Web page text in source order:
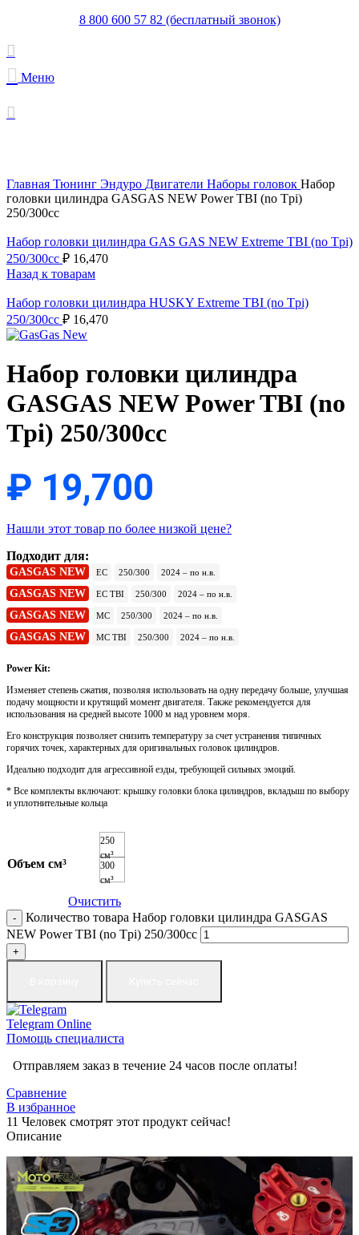
8 800 600 57 82 (бесплатный звонок)
Меню
Главная Тюнинг Эндуро Двигатели Наборы головок Набор
головки цилиндра GASGAS NEW Power TBI (no Tpi)
250/300cc
Набор головки цилиндра GAS GAS NEW Extreme TBI (no Tpi)
250/300cc ₽ 16,470
Назад к товарам
Набор головки цилиндра HUSKY Extreme TBI (no Tpi)
250/300cc ₽ 16,470
Набор головки цилиндра
GASGAS NEW Power TBI (no
Tpi) 250/300cc
₽ 19,700
Нашли этот товар по более низкой цене?
Подходит для:
GASGAS NEW EC 250/300 2024 – по н.в.
GASGAS NEW EC TBI 250/300 2024 – по н.в.
GASGAS NEW MC 250/300 2024 – по н.в.
GASGAS NEW MC TBI 250/300 2024 – по н.в.
Power Kit:
Изменяет степень сжатия, позволяя использовать на одну передачу больше, улучшая
подачу мощности и крутящий момент двигателя. Также рекомендуется для
использования на средней высоте 1000 м над уровнем моря.
Его конструкция позволяет снизить температуру за счет устранения типичных
горячих точек, характерных для оригинальных головок цилиндров.
Идеально подходит для агрессивной езды, требующей сильных эмоций.
* Все комплекты включают: крышку головки блока цилиндров, вкладыш по выбору
и уплотнительные кольца
Объем см³
250
см³
300
см³
Очистить
Количество товара Набор головки цилиндра GASGAS
NEW Power TBI (no Tpi) 250/300cc
Telegram Online
Помощь специалиста
Отправляем заказ в течение 24 часов после оплаты!
Сравнение
В избранное
11 Человек смотрят этот продукт сейчас!
Описание